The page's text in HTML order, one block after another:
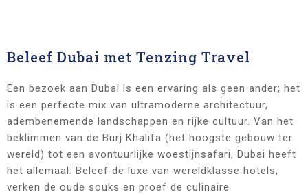
Beleef Dubai met Tenzing Travel
Een bezoek aan Dubai is een ervaring als geen ander; het
is een perfecte mix van ultramoderne architectuur,
adembenemende landschappen en rijke cultuur. Van het
beklimmen van de Burj Khalifa (het hoogste gebouw ter
wereld) tot een avontuurlijke woestijnsafari, Dubai heeft
het allemaal. Beleef de luxe van wereldklasse hotels,
verken de oude souks en proef de culinaire